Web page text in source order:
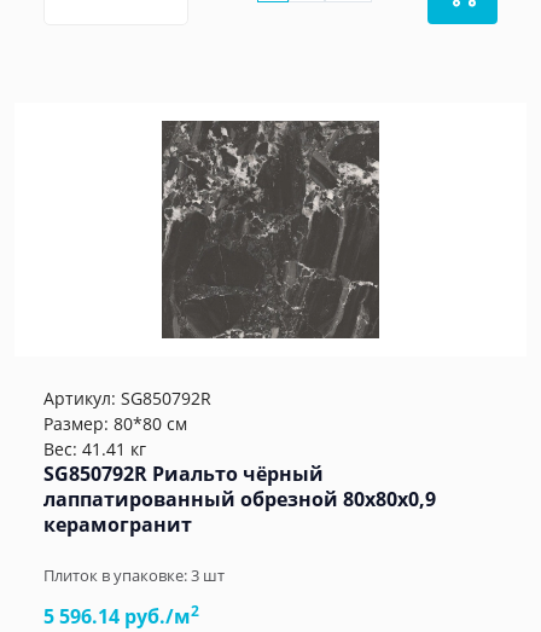
Артикул: SG850792R
Размер: 80*80 см
Вес: 41.41 кг
SG850792R Риальто чёрный
лаппатированный обрезной 80x80x0,9
керамогранит
Плиток в упаковке:3 шт
5 596.14 руб./м2